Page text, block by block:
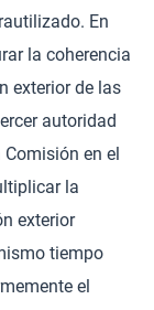
En
la coherencia
exterior de las
autoridad
en el
la
exterior
tiempo
el